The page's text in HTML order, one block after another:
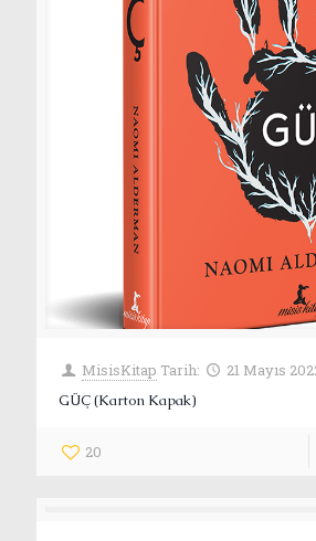
MisisKitap Tarih: 21 Mayıs
GÜÇ (Karton Kapak)
20